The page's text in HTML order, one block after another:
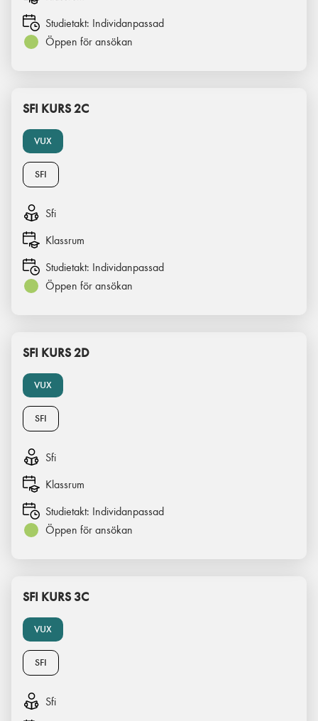
Studietakt: Individanpassad
Öppen för ansökan
VUX
SFI KURS 2C
SFI
Sfi
Klassrum
Studietakt: Individanpassad
Öppen för ansökan
VUX
SFI KURS 2D
SFI
Sfi
Klassrum
Studietakt: Individanpassad
Öppen för ansökan
VUX
SFI KURS 3C
SFI
Sfi